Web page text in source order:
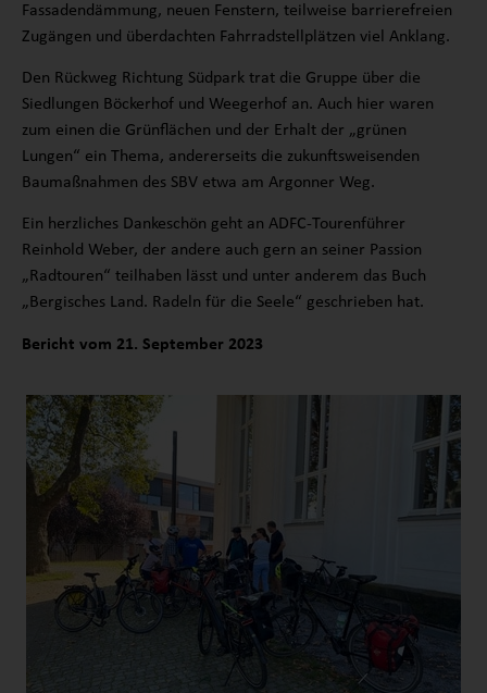
Fassadendämmung, neuen Fenstern, teilweise barrierefreien
Zugängen und überdachten Fahrradstellplätzen viel Anklang.
Den Rückweg Richtung Südpark trat die Gruppe über die
Siedlungen Böckerhof und Weegerhof an. Auch hier waren
zum einen die Grünflächen und der Erhalt der „grünen
Lungen“ ein Thema, andererseits die zukunftsweisenden
Baumaßnahmen des SBV etwa am Argonner Weg.
Ein herzliches Dankeschön geht an ADFC-Tourenführer
Reinhold Weber, der andere auch gern an seiner Passion
„Radtouren“ teilhaben lässt und unter anderem das Buch
„Bergisches Land. Radeln für die Seele“ geschrieben hat.
Bericht vom 21. September 2023